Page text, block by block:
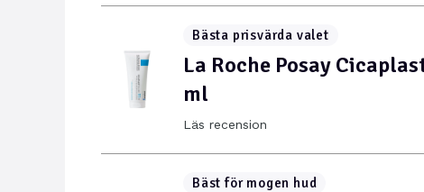
Bästa prisvärda valet
La Roche Posay
ml
Läs recension
Bäst för mogen hud